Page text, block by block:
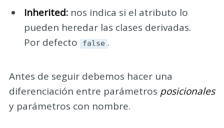
Inherited: nos indica si el atributo lo
pueden heredar las clases derivadas.
Por defecto false .
Antes de seguir debemos hacer una
diferenciación entre parámetros posicionales
y parámetros con nombre.